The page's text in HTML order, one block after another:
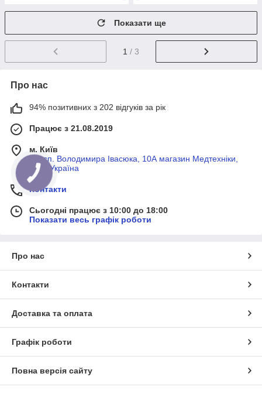
Показати ще
1 / 3
Про нас
94% позитивних з 202 відгуків за рік
Працює з 21.08.2019
м. Київ
просп. Володимира Івасюка, 10А магазин Медтехніки,
Київ, Україна
Контакти
Сьогодні працює з 10:00 до 18:00
Показати весь графік роботи
Про нас
Контакти
Доставка та оплата
Графік роботи
Повна версія сайту